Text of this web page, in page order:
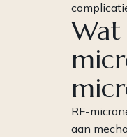
Wat
RF-
aan